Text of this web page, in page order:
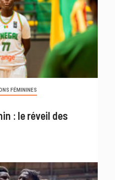
FÉMININES
: le réveil des